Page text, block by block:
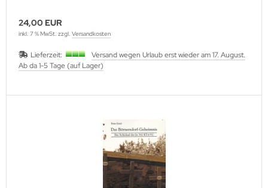
24,00 EUR
inkl. 7 % MwSt. zzgl. Versandkosten
Lieferzeit:
Versand wegen Urlaub erst wieder am 17. August.
Ab da 1-5 Tage (auf Lager)